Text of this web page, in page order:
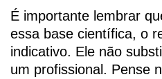
É importante lembrar
essa base científica, o
indicativo. Ele não
um profissional. Pense